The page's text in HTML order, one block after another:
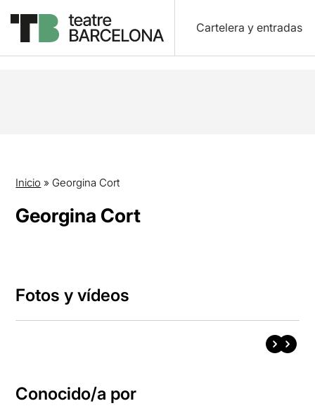
Cartelera y entradas
Inicio » Georgina Cort
Georgina Cort
Fotos y vídeos
Conocido/a por